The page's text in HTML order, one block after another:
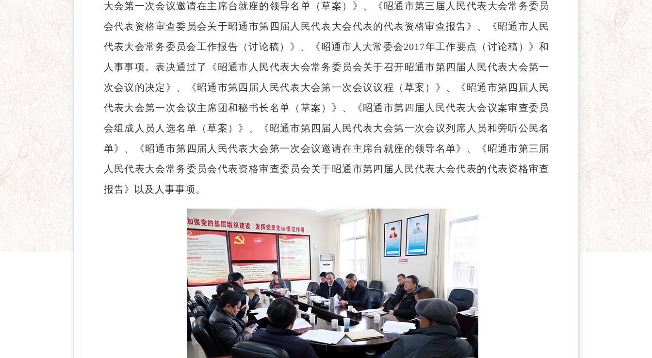
大会第一次会议邀请在主席台就座的领导名单（草案）》、《昭通市第三届人民代表大会常务委员
会代表资格审查委员会关于昭通市第四届人民代表大会代表的代表资格审查报告》、《昭通市人民
代表大会常务委员会工作报告（讨论稿）》、《昭通市人大常委会2017年工作要点（讨论稿）》和
人事事项。表决通过了《昭通市人民代表大会常务委员会关于召开昭通市第四届人民代表大会第一
次会议的决定》、《昭通市第四届人民代表大会第一次会议议程（草案）》、《昭通市第四届人民
代表大会第一次会议主席团和秘书长名单（草案）》、《昭通市第四届人民代表大会议案审查委员
会组成人员人选名单（草案）》、《昭通市第四届人民代表大会第一次会议列席人员和旁听公民名
单》、《昭通市第四届人民代表大会第一次会议邀请在主席台就座的领导名单》、《昭通市第三届
人民代表大会常务委员会代表资格审查委员会关于昭通市第四届人民代表大会代表的代表资格审查
报告》以及人事事项。